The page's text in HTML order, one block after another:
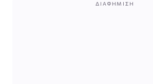
ΔΙΑΦΉΜΙΣΗ